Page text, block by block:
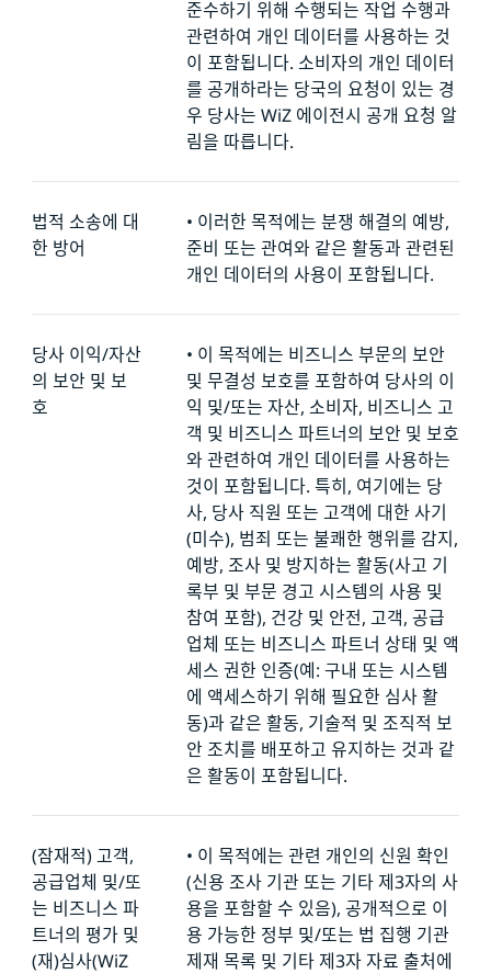
준수하기 위해 수행되는 작업 수행과
관련하여 개인 데이터를 사용하는 것
이 포함됩니다. 소비자의 개인 데이터
를 공개하라는 당국의 요청이 있는 경
우 당사는 WiZ 에이전시 공개 요청 알
림을 따릅니다.
법적 소송에 대
한 방어
• 이러한 목적에는 분쟁 해결의 예방,
준비 또는 관여와 같은 활동과 관련된
개인 데이터의 사용이 포함됩니다.
당사 이익/자산
의 보안 및 보
호
• 이 목적에는 비즈니스 부문의 보안
및 무결성 보호를 포함하여 당사의 이
익 및/또는 자산, 소비자, 비즈니스 고
객 및 비즈니스 파트너의 보안 및 보호
와 관련하여 개인 데이터를 사용하는
것이 포함됩니다. 특히, 여기에는 당
사, 당사 직원 또는 고객에 대한 사기
(미수), 범죄 또는 불쾌한 행위를 감지,
예방, 조사 및 방지하는 활동(사고 기
록부 및 부문 경고 시스템의 사용 및
참여 포함), 건강 및 안전, 고객, 공급
업체 또는 비즈니스 파트너 상태 및 액
세스 권한 인증(예: 구내 또는 시스템
에 액세스하기 위해 필요한 심사 활
동)과 같은 활동, 기술적 및 조직적 보
안 조치를 배포하고 유지하는 것과 같
은 활동이 포함됩니다.
(잠재적) 고객,
공급업체 및/또
는 비즈니스 파
트너의 평가 및
(재)심사(WiZ
• 이 목적에는 관련 개인의 신원 확인
(신용 조사 기관 또는 기타 제3자의 사
용을 포함할 수 있음), 공개적으로 이
용 가능한 정부 및/또는 법 집행 기관
제재 목록 및 기타 제3자 자료 출처에